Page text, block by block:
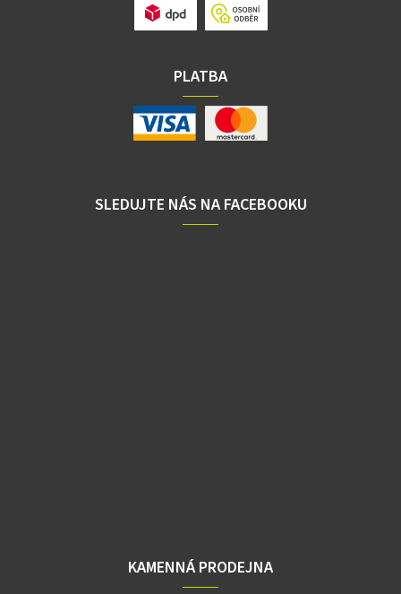
PLATBA
SLEDUJTE NÁS NA FACEBOOKU
KAMENNÁ PRODEJNA